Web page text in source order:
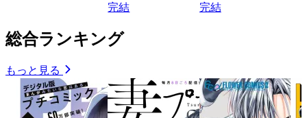
完結 完結
総合ランキング
もっと見る